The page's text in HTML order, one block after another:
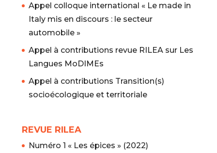
Appel colloque international « Le made in
Italy mis en discours : le secteur
automobile »
Appel à contributions revue RILEA sur Les
Langues MoDIMEs
Appel à contributions Transition(s)
socioécologique et territoriale
REVUE RILEA
Numéro 1 « Les épices » (2022)